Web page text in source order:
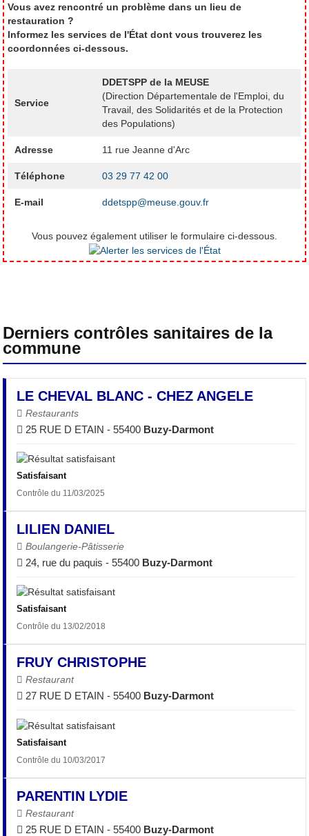
Vous avez rencontré un problème dans un lieu de
restauration ?
Informez les services de l'État dont vous trouverez les
coordonnées ci-dessous.
Service
DDETSPP de la MEUSE
(Direction Départementale de l'Emploi, du
Travail, des Solidarités et de la Protection
des Populations)
Adresse 11 rue Jeanne d'Arc
Téléphone 03 29 77 42 00
E-mail ddetspp@meuse.gouv.fr
Vous pouvez également utiliser le formulaire ci-dessous.
Derniers contrôles sanitaires de la
commune
LE CHEVAL BLANC - CHEZ ANGELE
Restaurants
25 RUE D ETAIN - 55400 Buzy-Darmont
Satisfaisant
Contrôle du 11/03/2025
LILIEN DANIEL
Boulangerie-Pâtisserie
24, rue du paquis - 55400 Buzy-Darmont
Satisfaisant
Contrôle du 13/02/2018
FRUY CHRISTOPHE
Restaurant
27 RUE D ETAIN - 55400 Buzy-Darmont
Satisfaisant
Contrôle du 10/03/2017
PARENTIN LYDIE
Restaurant
25 RUE D ETAIN - 55400 Buzy-Darmont